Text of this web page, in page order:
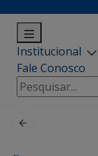
Institucional
Fale Conosco
Pesquisar
por: